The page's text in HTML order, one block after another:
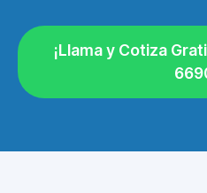
¡Llama y Cotiza